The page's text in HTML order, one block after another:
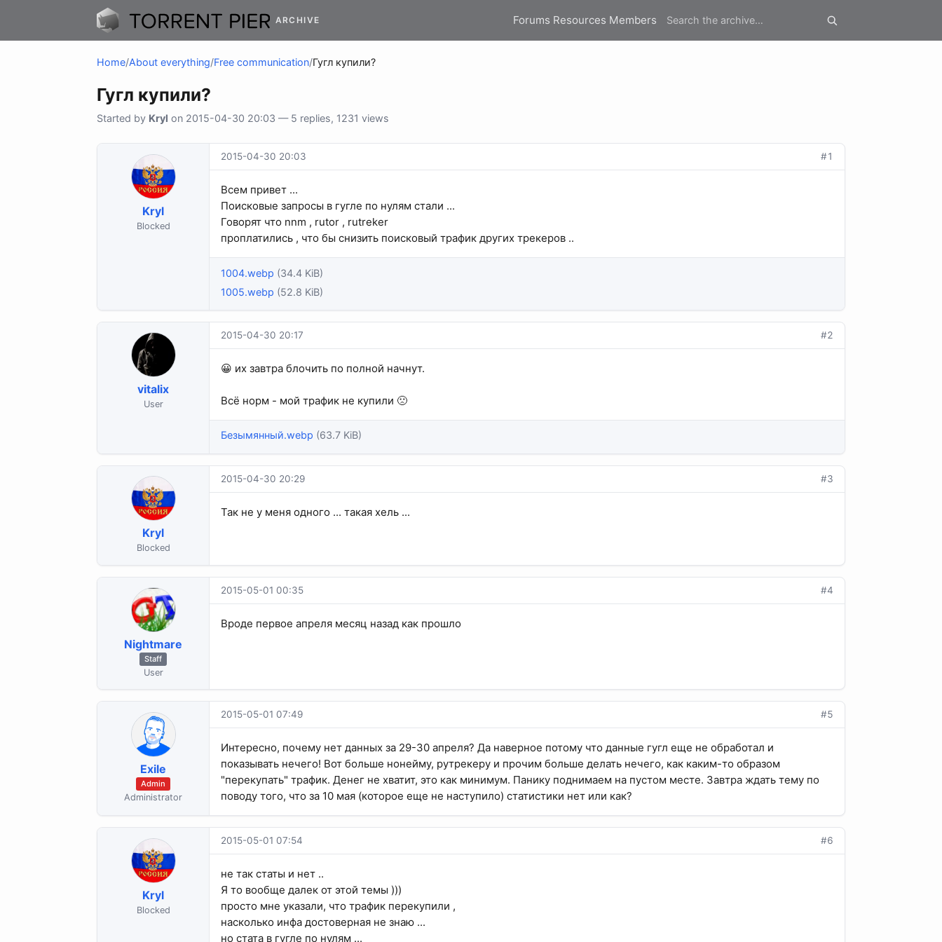
ARCHIVE Forums Resources Members
Home/About everything/Free communication/Гугл купили?
Гугл купили?
Started by Kryl on 2015-04-30 20:03 — 5 replies, 1231 views
Kryl
Blocked
2015-04-30 20:03 #1
Всем привет ...
Поисковые запросы в гугле по нулям стали ...
Говорят что nnm , rutor , rutreker
проплатились , что бы снизить поисковый трафик других трекеров ..
1004.webp (34.4 KiB)
1005.webp (52.8 KiB)
vitalix
User
2015-04-30 20:17 #2
😀 их завтра блочить по полной начнут.
Всё норм - мой трафик не купили 🙁
Безымянный.webp (63.7 KiB)
Kryl
Blocked
2015-04-30 20:29 #3
Так не у меня одного ... такая хель ...
Nightmare
Staff
User
2015-05-01 00:35 #4
Вроде первое апреля месяц назад как прошло
Exile
Admin
Administrator
2015-05-01 07:49 #5
Интересно, почему нет данных за 29-30 апреля? Да наверное потому что данные гугл еще не обработал и
показывать нечего! Вот больше нонейму, рутрекеру и прочим больше делать нечего, как каким-то образом
"перекупать" трафик. Денег не хватит, это как минимум. Панику поднимаем на пустом месте. Завтра ждать тему по
поводу того, что за 10 мая (которое еще не наступило) статистики нет или как?
Kryl
Blocked
2015-05-01 07:54 #6
не так статы и нет ..
Я то вообще далек от этой темы )))
просто мне указали, что трафик перекупили ,
насколько инфа достоверная не знаю ...
но стата в гугле по нулям ...